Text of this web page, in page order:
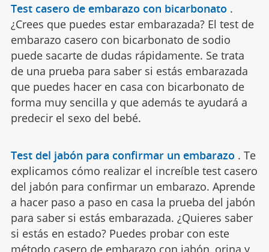
Test casero de embarazo con bicarbonato .
¿Crees que puedes estar embarazada? El test de
embarazo casero con bicarbonato de sodio
puede sacarte de dudas rápidamente. Se trata
de una prueba para saber si estás embarazada
que puedes hacer en casa con bicarbonato de
forma muy sencilla y que además te ayudará a
predecir el sexo del bebé.
Test del jabón para confirmar un embarazo . Te
explicamos cómo realizar el increíble test casero
del jabón para confirmar un embarazo. Aprende
a hacer paso a paso en casa la prueba del jabón
para saber si estás embarazada. ¿Quieres saber
si estás en estado? Puedes probar con este
método casero de embarazo con jabón, orina y